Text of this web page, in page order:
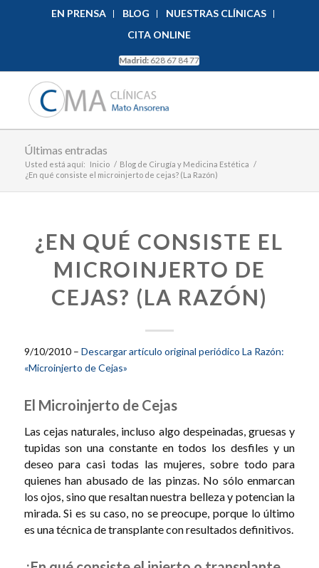
EN PRENSA BLOG
NUESTRAS CLÍNICAS
CITA ONLINE
Madrid: 628 67 84 77
Últimas entradas
Usted está aquí: Inicio / Blog de Cirugía y Medicina Estética /
¿En qué consiste el microinjerto de cejas? (La Razón)
¿EN QUÉ CONSISTE EL
MICROINJERTO DE
CEJAS? (LA RAZÓN)
9/10/2010 – Descargar artículo original periódico La Razón:
«Microinjerto de Cejas»
El Microinjerto de Cejas
Las cejas naturales, incluso algo despeinadas, gruesas y
tupidas son una constante en todos los desfiles y un
deseo para casi todas las mujeres, sobre todo para
quienes han abusado de las pinzas. No sólo enmarcan
los ojos, sino que resaltan nuestra belleza y potencian la
mirada. Si es su caso, no se preocupe, porque lo último
es una técnica de transplante con resultados definitivos.